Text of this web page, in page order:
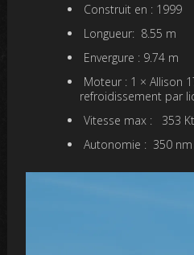
Construit en : 1999
Longueur:8.55 m
Envergure :9.74 m
Moteur :1 × Allison
refroidissement par
Vitesse max :353 Kt
Autonomie :350 nm